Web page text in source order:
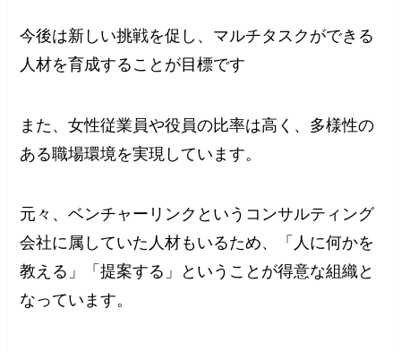
今後は新しい挑戦を促し、マルチタスクができる
人材を育成することが目標です
また、女性従業員や役員の比率は高く、多様性の
ある職場環境を実現しています。
元々、ベンチャーリンクというコンサルティング
会社に属していた人材もいるため、「人に何かを
教える」「提案する」ということが得意な組織と
なっています。